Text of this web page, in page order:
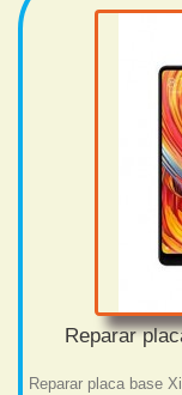
Reparar
Reparar placa base